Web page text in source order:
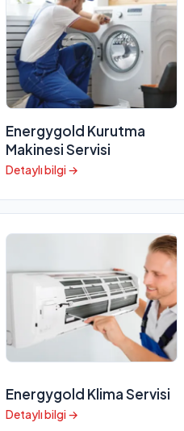
Energygold Kurutma
Makinesi Servisi
Detaylı bilgi →
Energygold Klima Servisi
Detaylı bilgi →